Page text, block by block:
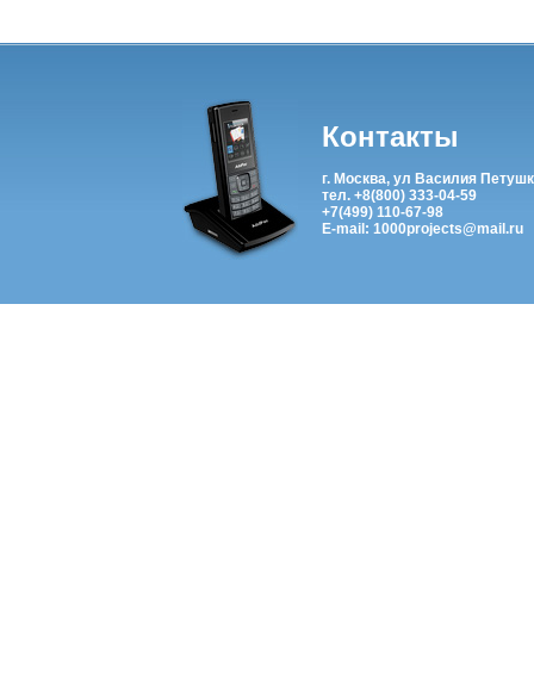
Контакты
г. Москва, ул Василия
тел. +8(800) 333-04-59
+7(499) 110-67-98
E-mail: 1000projects@mail.ru